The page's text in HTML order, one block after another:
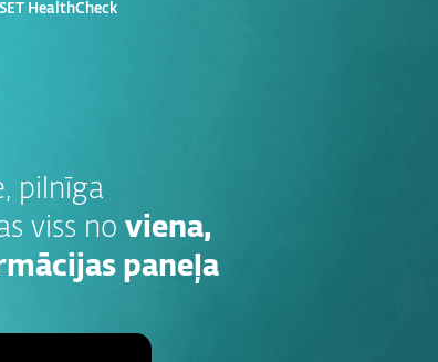
HealthCheck
pilnīga
viss no viena,
paneļa